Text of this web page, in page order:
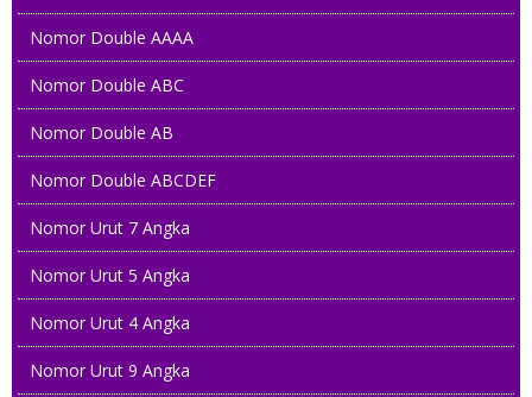
Nomor Double AAAA
Nomor Double ABC
Nomor Double AB
Nomor Double ABCDEF
Nomor Urut 7 Angka
Nomor Urut 5 Angka
Nomor Urut 4 Angka
Nomor Urut 9 Angka